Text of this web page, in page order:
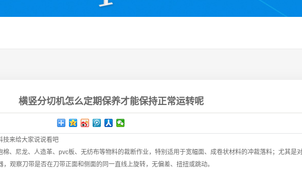
横竖分切机怎么定期保养才能保持正常运转呢
技来给大家说说看吧
尼龙、人造革、pvc板、无纺布等物料的裁断作业，特别适用于宽幅面、成卷状材料的冲裁落料；尤其是对
察刀带是否在刀带正面和侧面的同一直线上旋转，无偏差、扭扭或跳动。